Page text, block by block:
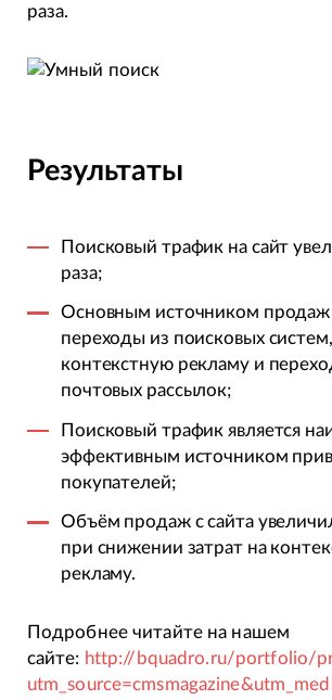
раза.
Результаты
Поисковый трафик на сайт
раза;
Основным источником продаж
переходы из поисковых
контекстную рекламу и
почтовых рассылок;
Поисковый трафик является
эффективным источником
покупателей;
Объём продаж с сайта
при снижении затрат на
рекламу.
Подробнее читайте на нашем
сайте: http://bquadro.ru/portfolio/